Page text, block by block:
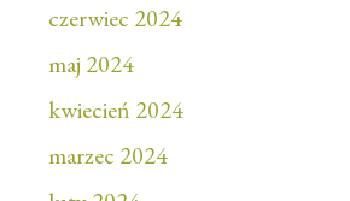
czerwiec 2024
maj 2024
kwiecień 2024
marzec 2024